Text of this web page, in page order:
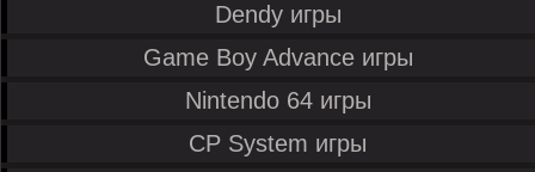
Dendy игры
Game Boy Advance игры
Nintendo 64 игры
CP System игры